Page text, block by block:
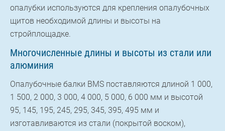
опалубки используются для крепления опалубочных
щитов необходимой длины и высоты на
стройплощадке.
Многочисленные длины и высоты из стали или
алюминия
Опалубочные балки BMS поставляются длиной 1 000,
1 500, 2 000, 3 000, 4 000, 5 000, 6 000 мм и высотой
95, 145, 195, 245, 295, 345, 395, 495 мм и
изготавливаются из стали (покрытой воском),